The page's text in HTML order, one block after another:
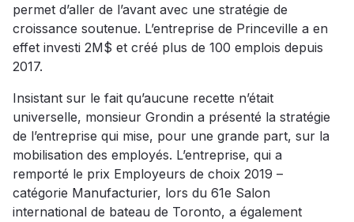
permet d’aller de l’avant avec une stratégie de
croissance soutenue. L’entreprise de Princeville a en
effet investi 2M$ et créé plus de 100 emplois depuis
2017.
Insistant sur le fait qu’aucune recette n’était
universelle, monsieur Grondin a présenté la stratégie
de l’entreprise qui mise, pour une grande part, sur la
mobilisation des employés. L’entreprise, qui a
remporté le prix Employeurs de choix 2019 –
catégorie Manufacturier, lors du 61e Salon
international de bateau de Toronto, a également